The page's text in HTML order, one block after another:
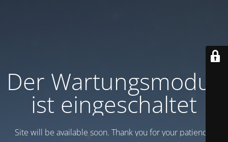
Der Wartungsmodus
ist eingeschaltet
Site will be available soon. Thank you for your patience!